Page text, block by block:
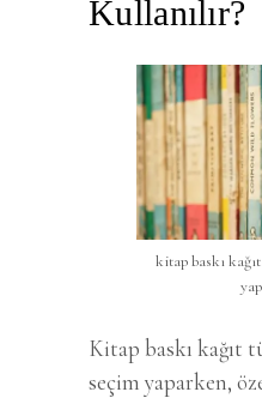
Kullanılır?
kitap baskı
Kitap baskı kağıt
seçim yaparken,